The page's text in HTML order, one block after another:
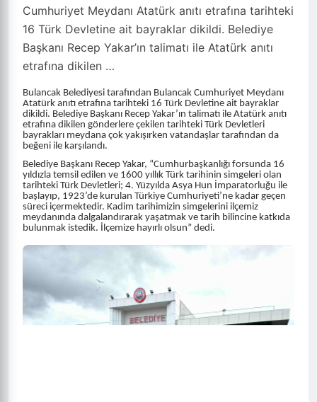
Cumhuriyet Meydanı Atatürk anıtı etrafına tarihteki
16 Türk Devletine ait bayraklar dikildi. Belediye
Başkanı Recep Yakar’ın talimatı ile Atatürk anıtı
etrafına dikilen …
Bulancak Belediyesi tarafından Bulancak Cumhuriyet Meydanı
Atatürk anıtı etrafına tarihteki 16 Türk Devletine ait bayraklar
dikildi. Belediye Başkanı Recep Yakar’ın talimatı ile Atatürk anıtı
etrafına dikilen gönderlere çekilen tarihteki Türk Devletleri
bayrakları meydana çok yakışırken vatandaşlar tarafından da
beğeni ile karşılandı.
Belediye Başkanı Recep Yakar, “Cumhurbaşkanlığı forsunda 16
yıldızla temsil edilen ve 1600 yıllık Türk tarihinin simgeleri olan
tarihteki Türk Devletleri; 4. Yüzyılda Asya Hun İmparatorluğu ile
başlayıp, 1923’de kurulan Türkiye Cumhuriyeti’ne kadar geçen
süreci içermektedir. Kadim tarihimizin simgelerini ilçemiz
meydanında dalgalandırarak yaşatmak ve tarih bilincine katkıda
bulunmak istedik. İlçemize hayırlı olsun” dedi.